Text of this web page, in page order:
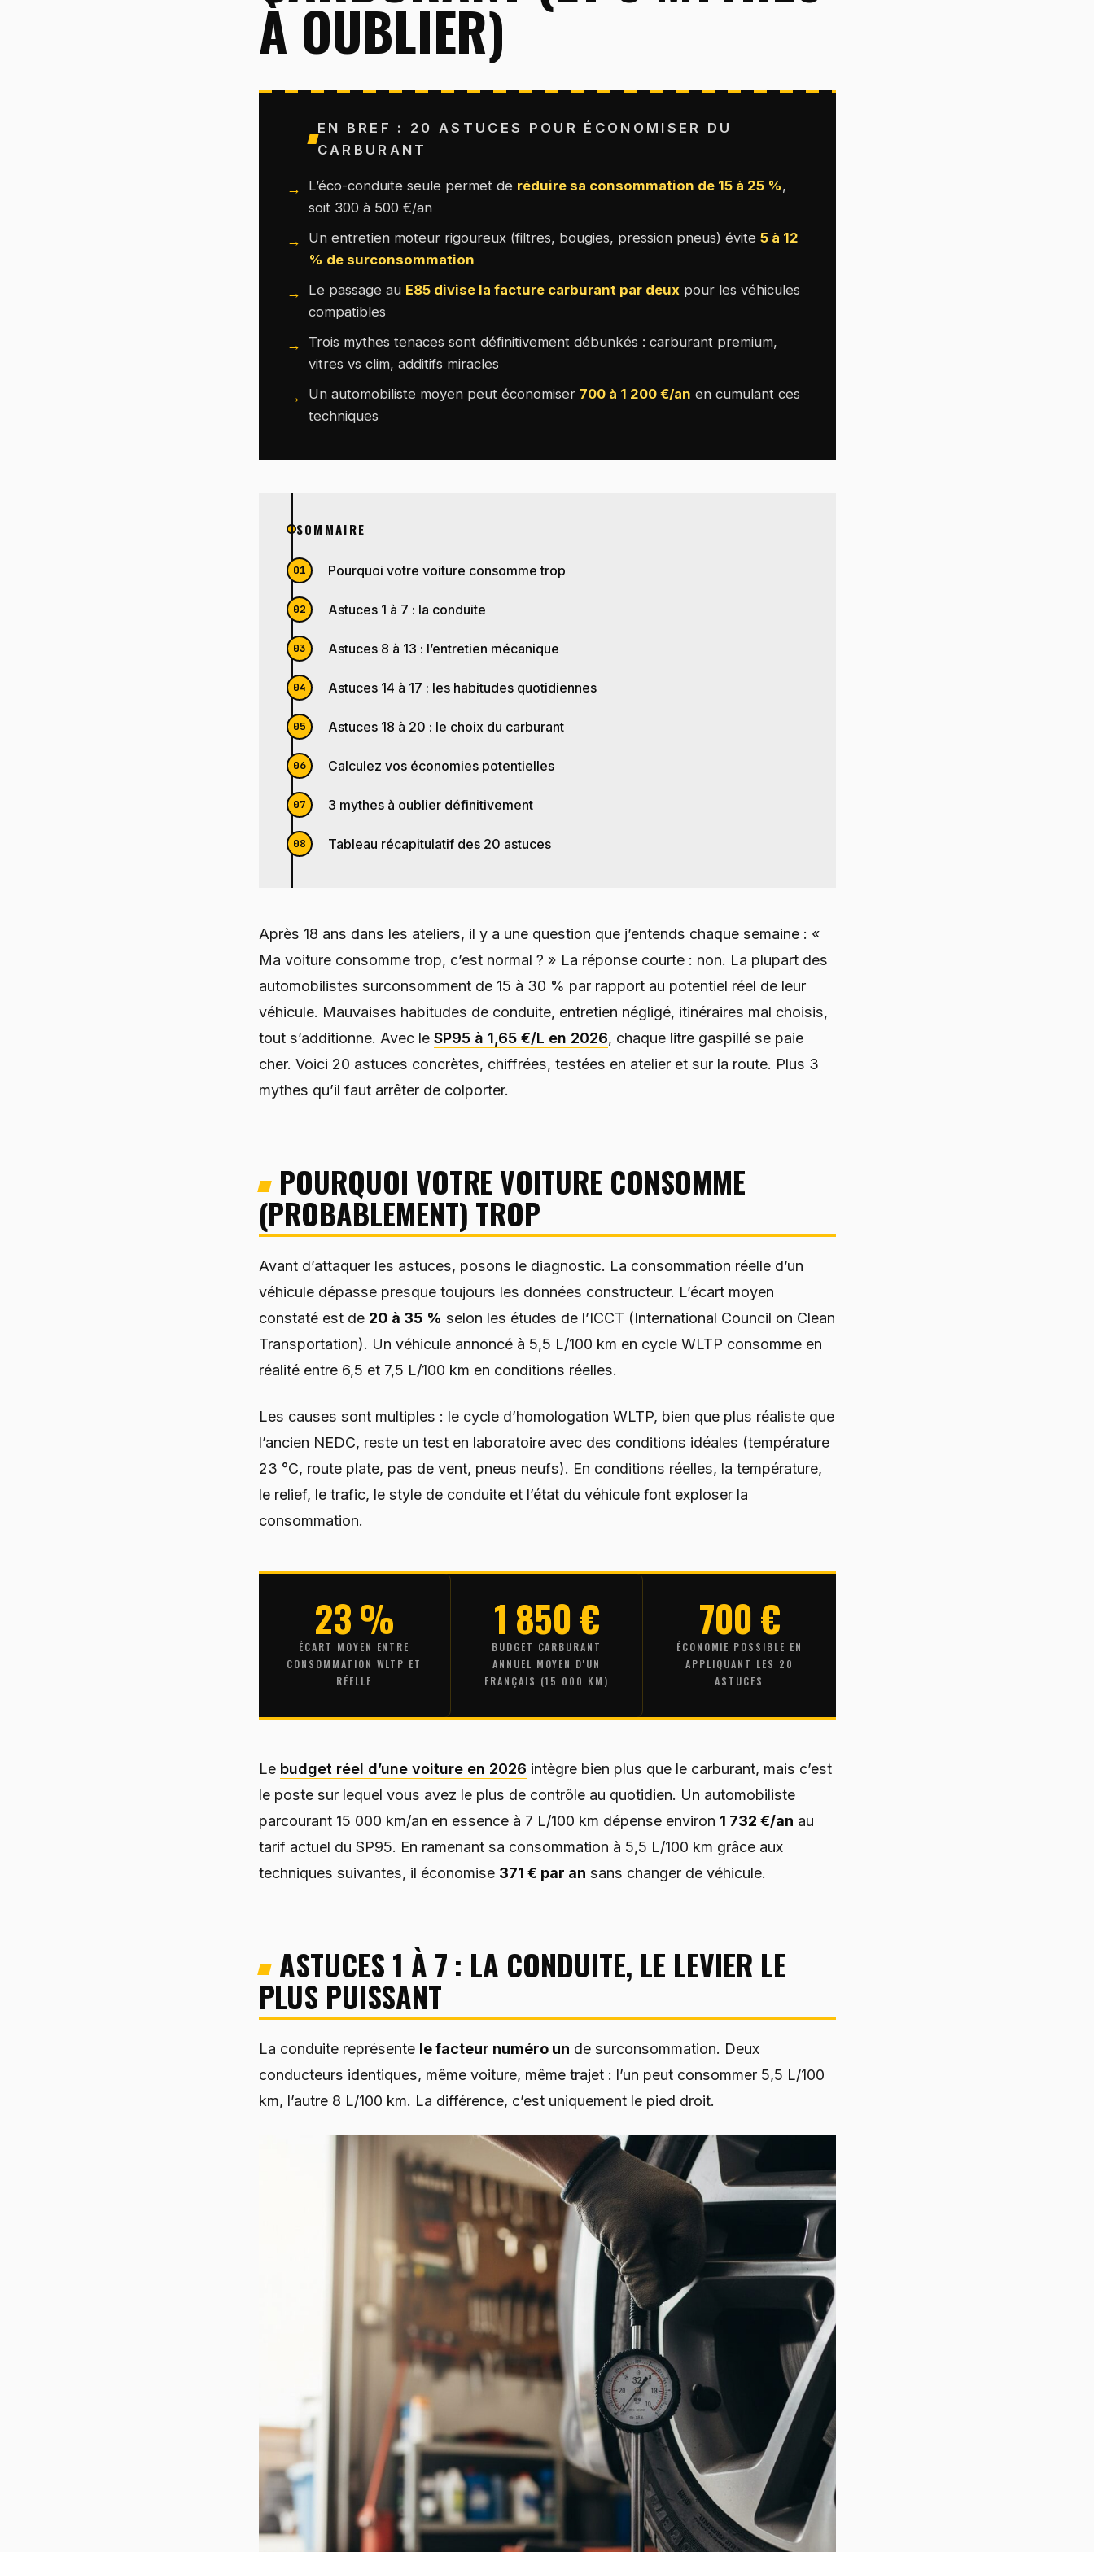
À OUBLIER)
EN BREF : 20 ASTUCES POUR ÉCONOMISER DU
CARBURANT
L’éco-conduite seule permet de réduire sa consommation de 15 à 25 %,
soit 300 à 500 €/an
Un entretien moteur rigoureux (filtres, bougies, pression pneus) évite 5 à 12
% de surconsommation
Le passage au E85 divise la facture carburant par deuxpour les véhicules
compatibles
Trois mythes tenaces sont définitivement débunkés : carburant premium,
vitres vs clim, additifs miracles
Un automobiliste moyen peut économiser 700 à 1 200 €/an en cumulant ces
techniques
SOMMAIRE
Pourquoi votre voiture consomme trop
Astuces 1 à 7 : la conduite
Astuces 8 à 13 : l’entretien mécanique
Astuces 14 à 17 : les habitudes quotidiennes
Astuces 18 à 20 : le choix du carburant
Calculez vos économies potentielles
3 mythes à oublier définitivement
Tableau récapitulatif des 20 astuces
Après 18 ans dans les ateliers, il y a une question que j’entends chaque semaine : «
Ma voiture consomme trop, c’est normal ? » La réponse courte : non. La plupart des
automobilistes surconsomment de 15 à 30 % par rapport au potentiel réel de leur
véhicule. Mauvaises habitudes de conduite, entretien négligé, itinéraires mal choisis,
tout s’additionne. Avec le SP95 à 1,65 €/L en 2026, chaque litre gaspillé se paie
cher. Voici 20 astuces concrètes, chiffrées, testées en atelier et sur la route. Plus 3
mythes qu’il faut arrêter de colporter.
POURQUOI VOTRE VOITURE CONSOMME
(PROBABLEMENT) TROP
Avant d’attaquer les astuces, posons le diagnostic. La consommation réelle d’un
véhicule dépasse presque toujours les données constructeur. L’écart moyen
constaté est de 20 à 35 % selon les études de l’ICCT (International Council on Clean
Transportation). Un véhicule annoncé à 5,5 L/100 km en cycle WLTP consomme en
réalité entre 6,5 et 7,5 L/100 km en conditions réelles.
Les causes sont multiples : le cycle d’homologation WLTP, bien que plus réaliste que
l’ancien NEDC, reste un test en laboratoire avec des conditions idéales (température
23 °C, route plate, pas de vent, pneus neufs). En conditions réelles, la température,
le relief, le trafic, le style de conduite et l’état du véhicule font exploser la
consommation.
23 %
ÉCART MOYEN ENTRE
CONSOMMATION WLTP ET
RÉELLE
1 850 €
BUDGET CARBURANT
ANNUEL MOYEN D'UN
FRANÇAIS (15 000 KM)
700 €
ÉCONOMIE POSSIBLE EN
APPLIQUANT LES 20
ASTUCES
Le budget réel d’une voiture en 2026 intègre bien plus que le carburant, mais c’est
le poste sur lequel vous avez le plus de contrôle au quotidien. Un automobiliste
parcourant 15 000 km/an en essence à 7 L/100 km dépense environ 1 732 €/an au
tarif actuel du SP95. En ramenant sa consommation à 5,5 L/100 km grâce aux
techniques suivantes, il économise 371 € par an sans changer de véhicule.
ASTUCES 1 À 7 : LA CONDUITE, LE LEVIER LE
PLUS PUISSANT
La conduite représente le facteur numéro un de surconsommation. Deux
conducteurs identiques, même voiture, même trajet : l’un peut consommer 5,5 L/100
km, l’autre 8 L/100 km. La différence, c’est uniquement le pied droit.